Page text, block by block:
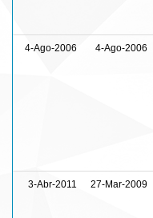
4-Ago-2006 4-Ago-2006
3-Abr-2011 27-Mar-2009